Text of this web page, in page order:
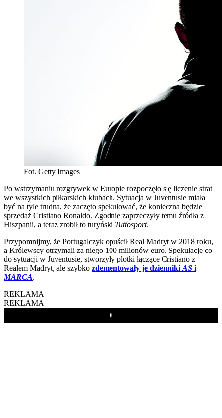
Fot. Getty Images
Po wstrzymaniu rozgrywek w Europie rozpoczęło się liczenie strat
we wszystkich piłkarskich klubach. Sytuacja w Juventusie miała
być na tyle trudna, że zaczęto spekulować, że konieczna będzie
sprzedaż Cristiano Ronaldo. Zgodnie zaprzeczyły temu źródła z
Hiszpanii, a teraz zrobił to turyński Tuttosport.
Przypomnijmy, że Portugalczyk opuścił Real Madryt w 2018 roku,
a Królewscy otrzymali za niego 100 milionów euro. Spekulacje co
do sytuacji w Juventusie, stworzyły plotki łączące Cristiano z
Realem Madryt, ale szybko zdementowały je dzienniki AS i
MARCA.
REKLAMA
REKLAMA
Play